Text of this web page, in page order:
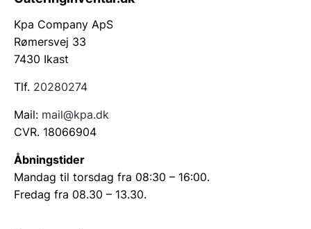
Kpa Company ApS
Rømersvej 33
7430 Ikast
Tlf. 20280274
Mail: mail@kpa.dk
CVR. 18066904
Åbningstider
Mandag til torsdag fra 08:30 – 16:00.
Fredag fra 08.30 – 13.30.